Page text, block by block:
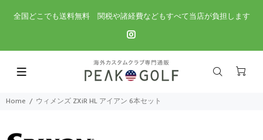
全国どこでも送料無料 関税や諸経費などもすべて当店が負担します
Home ウィメンズ ZXiR HL アイアン 6本セット